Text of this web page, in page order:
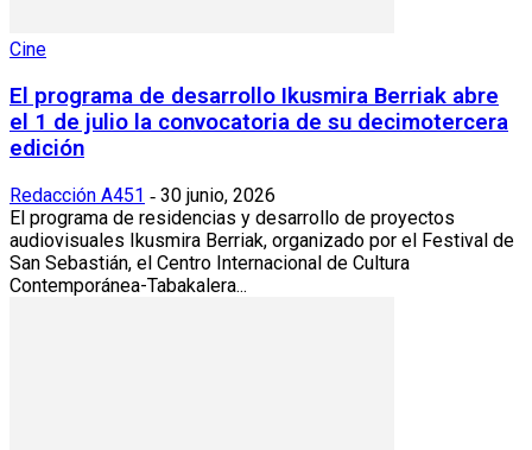
Cine
El programa de desarrollo Ikusmira Berriak abre
el 1 de julio la convocatoria de su decimotercera
edición
Redacción A451 - 30 junio, 2026
El programa de residencias y desarrollo de proyectos
audiovisuales Ikusmira Berriak, organizado por el Festival de
San Sebastián, el Centro Internacional de Cultura
Contemporánea-Tabakalera...